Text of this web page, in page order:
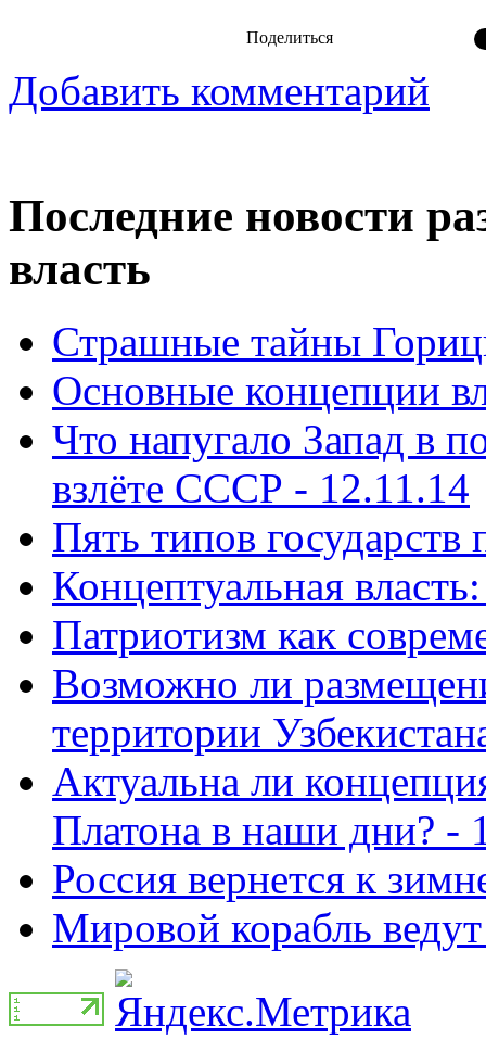
Поделиться
Добавить комментарий
Последние новости
власть
Страшные тайны
Основные концепции
Что напугало Запад в
взлёте СССР - 12.11.14
Пять типов
Концептуальная
Патриотизм как
Возможно ли
территории
Актуальна ли
Платона в наши дни? -
Россия вернется к
Мировой корабль